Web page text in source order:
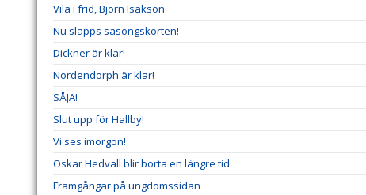
Vila i frid, Björn Isakson
Nu släpps säsongskorten!
Dickner är klar!
Nordendorph är klar!
SÅJA!
Slut upp för Hallby!
Vi ses imorgon!
Oskar Hedvall blir borta en längre tid
Framgångar på ungdomssidan